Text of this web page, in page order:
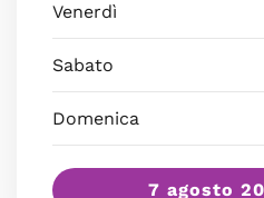
Venerdì
Sabato
Domenica
7 agosto